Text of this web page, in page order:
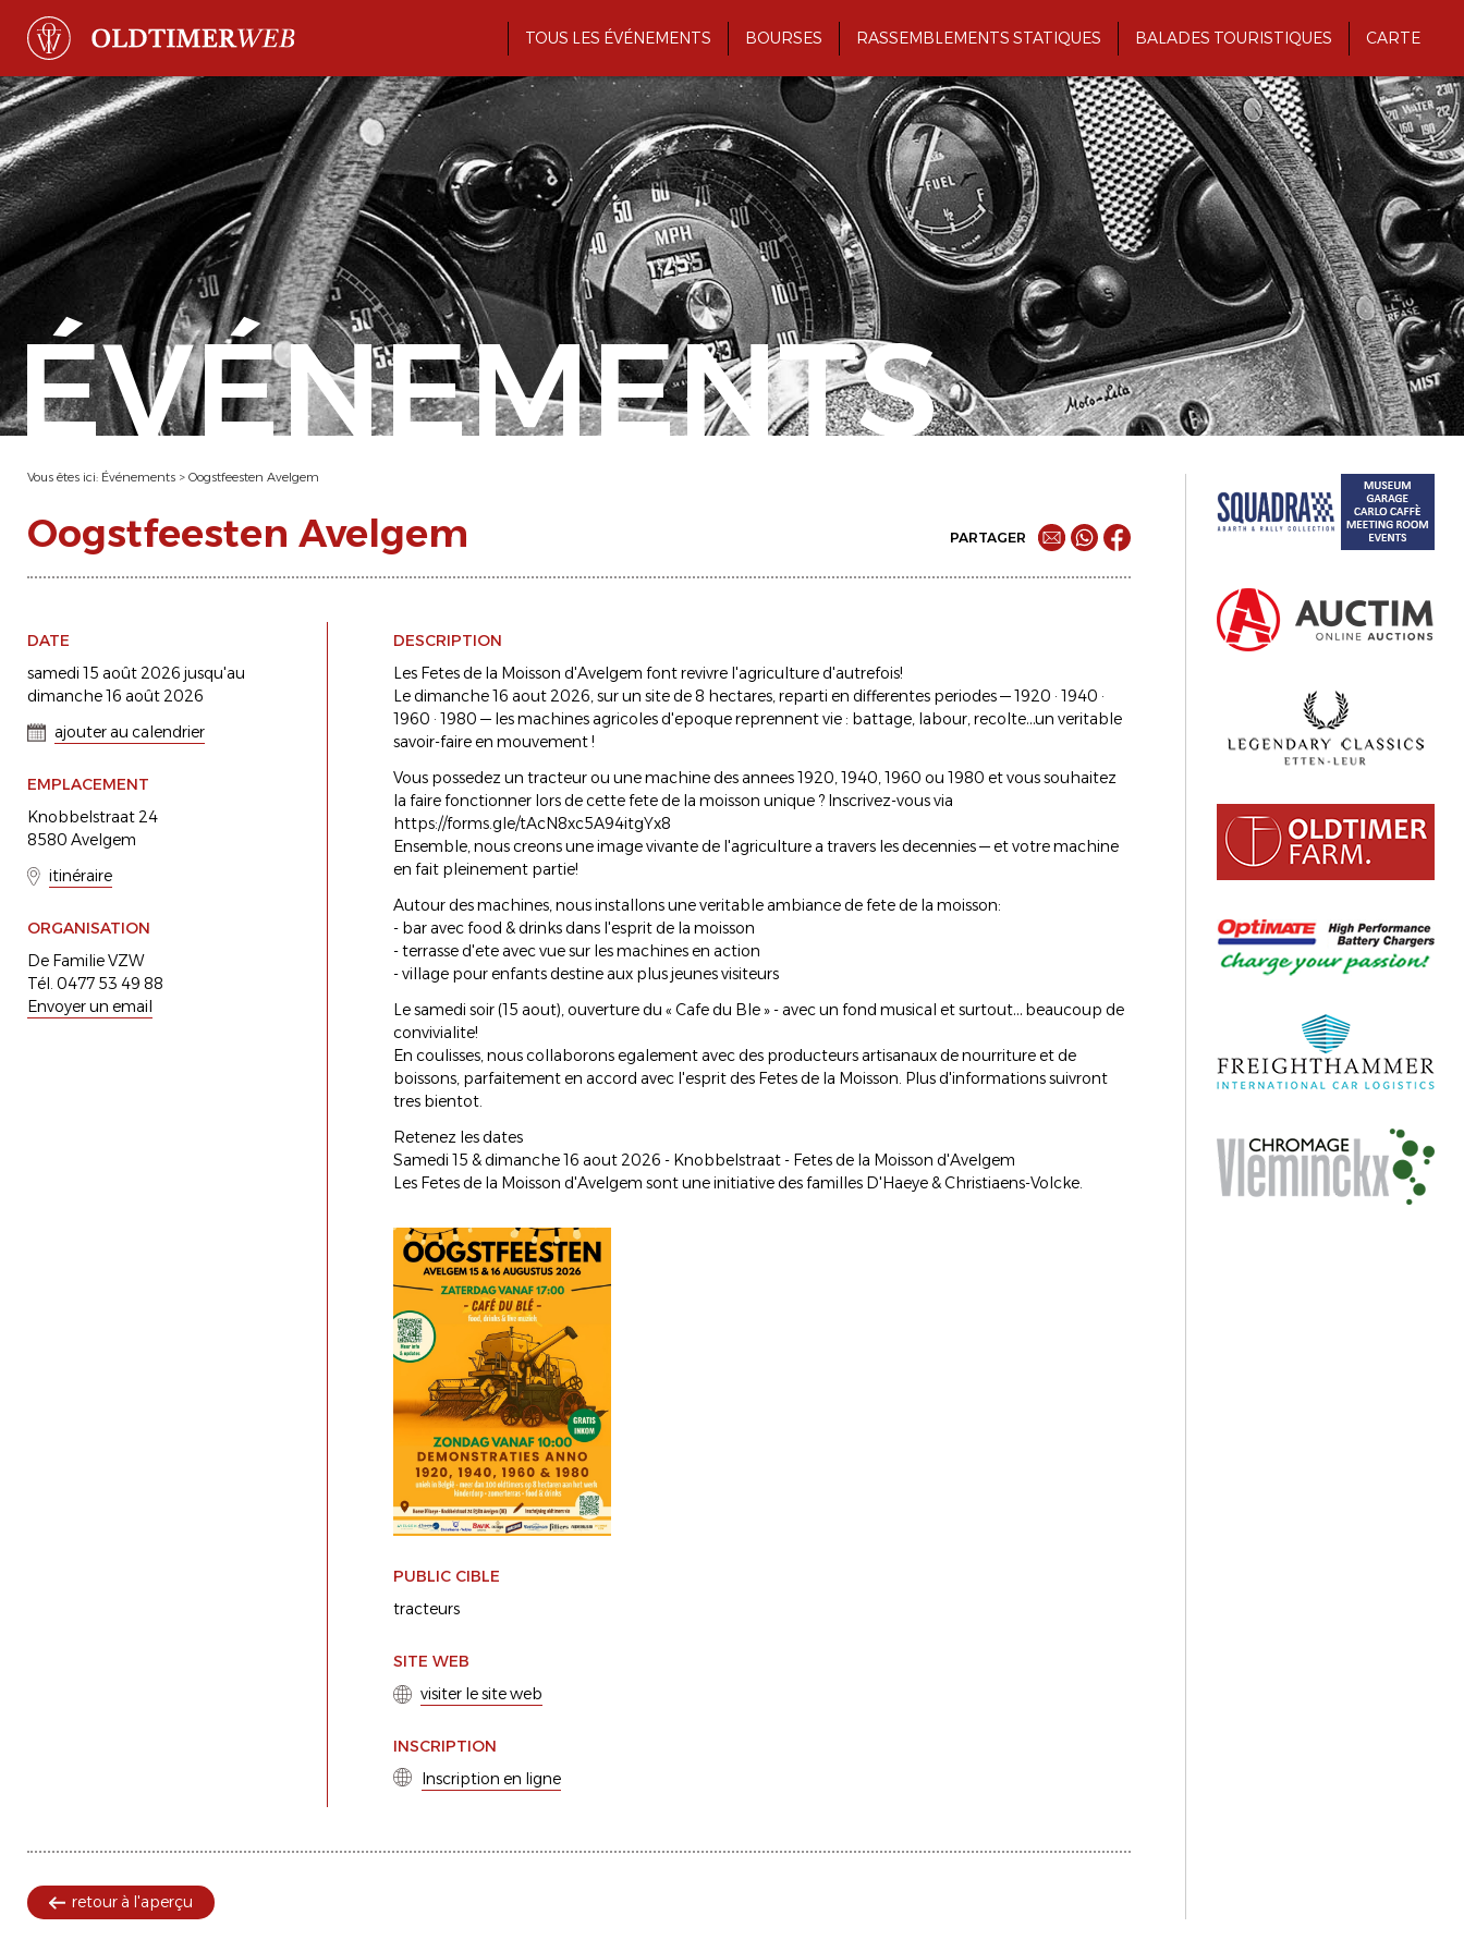
TOUS LES ÉVÉNEMENTS BOURSES RASSEMBLEMENTS STATIQUES BALADES TOURISTIQUES CARTE
ÉVÉNEMENTS
Vous êtes ici: Événements > Oogstfeesten Avelgem
Oogstfeesten Avelgem PARTAGER
DATE
samedi 15 août 2026 jusqu'au
dimanche 16 août 2026
ajouter au calendrier
EMPLACEMENT
Knobbelstraat 24
8580 Avelgem
itinéraire
ORGANISATION
De Familie VZW
Tél. 0477 53 49 88
Envoyer un email
DESCRIPTION
Les Fetes de la Moisson d'Avelgem font revivre l'agriculture d'autrefois!
Le dimanche 16 aout 2026, sur un site de 8 hectares, reparti en differentes periodes — 1920 · 1940 ·
1960 · 1980 — les machines agricoles d'epoque reprennent vie : battage, labour, recolte…un veritable
savoir-faire en mouvement !
Vous possedez un tracteur ou une machine des annees 1920, 1940, 1960 ou 1980 et vous souhaitez
la faire fonctionner lors de cette fete de la moisson unique ? Inscrivez-vous via
https://forms.gle/tAcN8xc5A94itgYx8
Ensemble, nous creons une image vivante de l'agriculture a travers les decennies — et votre machine
en fait pleinement partie!
Autour des machines, nous installons une veritable ambiance de fete de la moisson:
- bar avec food & drinks dans l'esprit de la moisson
- terrasse d'ete avec vue sur les machines en action
- village pour enfants destine aux plus jeunes visiteurs
Le samedi soir (15 aout), ouverture du « Cafe du Ble » - avec un fond musical et surtout… beaucoup de
convivialite!
En coulisses, nous collaborons egalement avec des producteurs artisanaux de nourriture et de
boissons, parfaitement en accord avec l'esprit des Fetes de la Moisson. Plus d'informations suivront
tres bientot.
Retenez les dates
Samedi 15 & dimanche 16 aout 2026 - Knobbelstraat - Fetes de la Moisson d'Avelgem
Les Fetes de la Moisson d'Avelgem sont une initiative des familles D'Haeye & Christiaens-Volcke.
PUBLIC CIBLE
tracteurs
SITE WEB
visiter le site web
INSCRIPTION
Inscription en ligne
retour à l'aperçu